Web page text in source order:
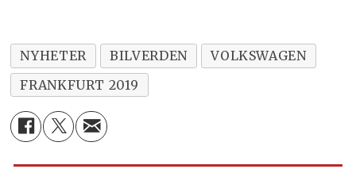
NYHETER BILVERDEN
VOLKSWAGEN
FRANKFURT 2019